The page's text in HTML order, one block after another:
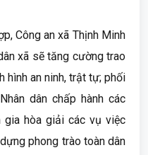
Công an xã Thịnh Minh
xã sẽ tăng cường trao
hình an ninh, trật tự; phối
dân chấp hành các
gia hòa giải các vụ việc
phong trào toàn dân